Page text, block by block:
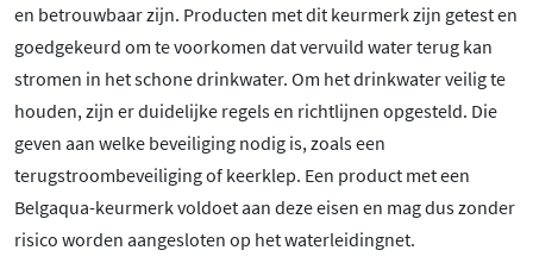
en betrouwbaar zijn. Producten met dit keurmerk zijn getest en
goedgekeurd om te voorkomen dat vervuild water terug kan
stromen in het schone drinkwater. Om het drinkwater veilig te
houden, zijn er duidelijke regels en richtlijnen opgesteld. Die
geven aan welke beveiliging nodig is, zoals een
terugstroombeveiliging of keerklep. Een product met een
Belgaqua-keurmerk voldoet aan deze eisen en mag dus zonder
risico worden aangesloten op het waterleidingnet.